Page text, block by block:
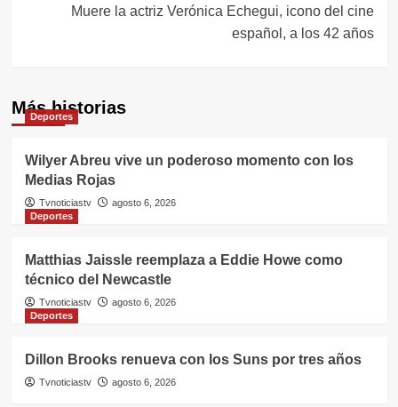
Muere la actriz Verónica Echegui, icono del cine
español, a los 42 años
Más historias
Deportes
Wilyer Abreu vive un poderoso momento con los
Medias Rojas
Tvnoticiastv
agosto 6, 2026
Deportes
Matthias Jaissle reemplaza a Eddie Howe como
técnico del Newcastle
Tvnoticiastv
agosto 6, 2026
Deportes
Dillon Brooks renueva con los Suns por tres años
Tvnoticiastv agosto 6, 2026